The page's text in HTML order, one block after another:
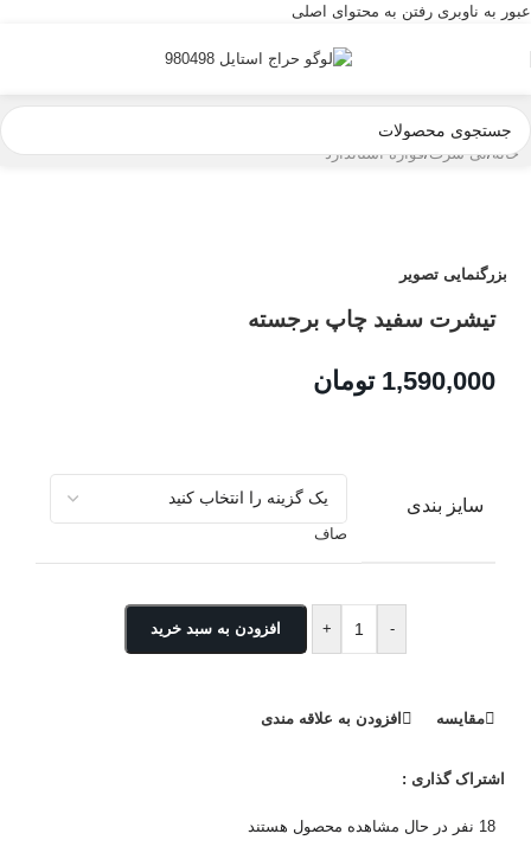
عبور به ناوبری رفتن به محتوای اصلی
خانه/تی شرت/قواره استاندارد
بزرگنمایی تصویر
تیشرت سفید چاپ برجسته
1,590,000 تومان
سایز بندی
صاف
-
+ افزودن به سبد خرید
مقایسه افزودن به علاقه مندی
اشتراک گذاری :
18 نفر در حال مشاهده محصول هستند